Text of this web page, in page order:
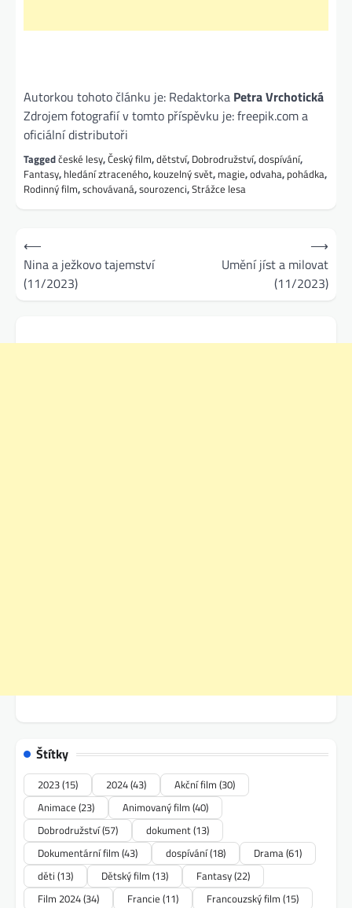
Autorkou tohoto článku je: Redaktorka Petra Vrchotická
Zdrojem fotografií v tomto příspěvku je: freepik.com a
oficiální distributoři
Taggedčeské lesy,Český film,dětství, Dobrodružství,dospívání,
Fantasy, hledání ztraceného, kouzelný svět, magie,odvaha, pohádka,
Rodinný film,schovávaná,sourozenci,Strážce lesa
Navigace
pro
příspěvek
⟵
Nina a ježkovo tajemství
(11/2023)
Umění jíst a milovat
(11/2023)
⟶
Štítky
2023(15) 2024(43) Akční film (30)
Animace (23) Animovaný film (40)
Dobrodružství(57) dokument(13)
Dokumentární film (43) dospívání(18) Drama(61)
děti (13) Dětský film (13) Fantasy(22)
Film 2024(34) Francie (11) Francouzský film (15)